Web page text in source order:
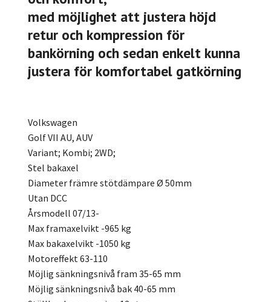
med möjlighet att justera höjd
retur och kompression för
bankörning och sedan enkelt kunna
justera för komfortabel gatkörning
Volkswagen
Golf VII AU, AUV
Variant; Kombi; 2WD;
Stel bakaxel
Diameter främre stötdämpare Ø 50mm
Utan DCC
Årsmodell 07/13-
Max framaxelvikt -965 kg
Max bakaxelvikt -1050 kg
Motoreffekt 63-110
Möjlig sänkningsnivå fram 35-65 mm
Möjlig sänkningsnivå bak 40-65 mm